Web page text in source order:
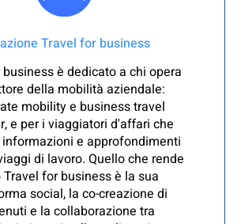
Travel for business
è dedicato a chi opera
della mobilità aziendale:
mobility e business travel
e per i viaggiatori d'affari che
e approfondimenti
di lavoro. Quello che rende
Travel for business è la sua
social, la co-creazione di
e la collaborazione tra